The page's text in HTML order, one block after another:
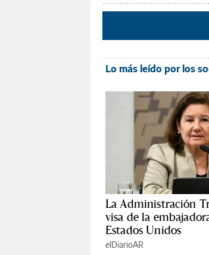
Lo más leído por los
La Administración
visa de la
Estados Unidos
elDiarioAR